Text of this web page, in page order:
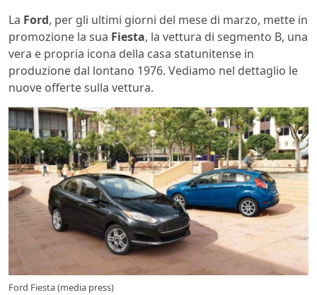
La Ford, per gli ultimi giorni del mese di marzo, mette in
promozione la sua Fiesta, la vettura di segmento B, una
vera e propria icona della casa statunitense in
produzione dal lontano 1976. Vediamo nel dettaglio le
nuove offerte sulla vettura.
Ford Fiesta (media press)